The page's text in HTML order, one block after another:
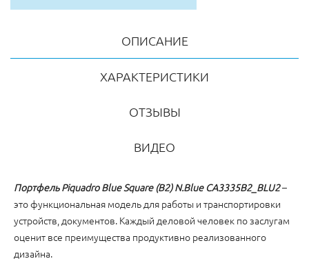
ОПИСАНИЕ
ХАРАКТЕРИСТИКИ
ОТЗЫВЫ
ВИДЕО
Портфель Piquadro Blue Square (B2) N.Blue CA3335B2_BLU2–
это функциональная модель для работы и транспортировки
устройств, документов. Каждый деловой человек по заслугам
оценит все преимущества продуктивно реализованного
дизайна.